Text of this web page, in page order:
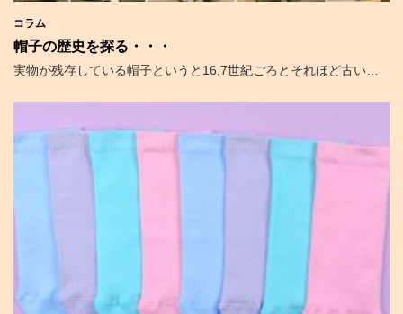
コラム
帽子の歴史を探る・・・
実物が残存している帽子というと16,7世紀ごろとそれほど古い…